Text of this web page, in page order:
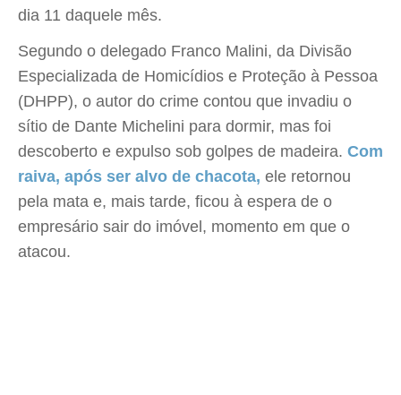
dia 11 daquele mês.
Segundo o delegado Franco Malini, da Divisão
Especializada de Homicídios e Proteção à Pessoa
(DHPP), o autor do crime contou que invadiu o
sítio de Dante Michelini para dormir, mas foi
descoberto e expulso sob golpes de madeira. Com
raiva, após ser alvo de chacota, ele retornou
pela mata e, mais tarde, ficou à espera de o
empresário sair do imóvel, momento em que o
atacou.